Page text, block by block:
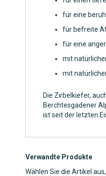
für eine
für befreite
für eine
mit
mit
Die Zirbelkiefer,
Berchtesgadener
ist seit der letzten
Verwandte Produkte
Wählen Sie die Artikel